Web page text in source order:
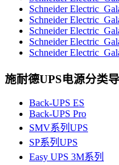
Schneider
Schneider
Schneider
Schneider
Schneider
施耐德UPS电源分类导
Back-UPS ES
Back-UPS Pro
SMV系列UPS
SP系列UPS
Easy UPS 3M系列